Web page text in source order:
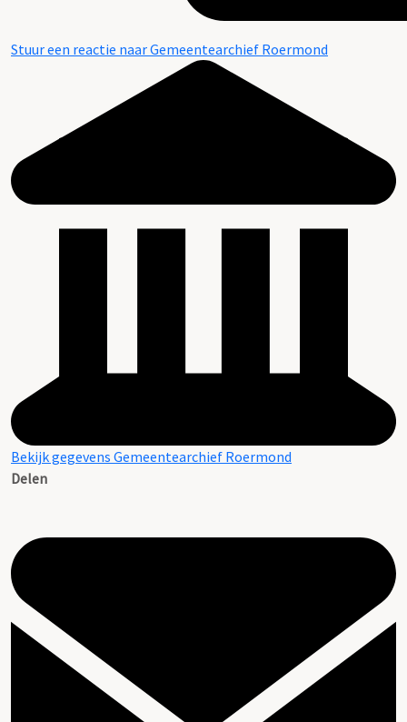
Stuur een reactie naar Gemeentearchief Roermond
Bekijk gegevens Gemeentearchief Roermond
Delen